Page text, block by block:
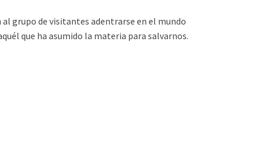
grupo de visitantes adentrarse en el mundo
que ha asumido la materia para salvarnos.